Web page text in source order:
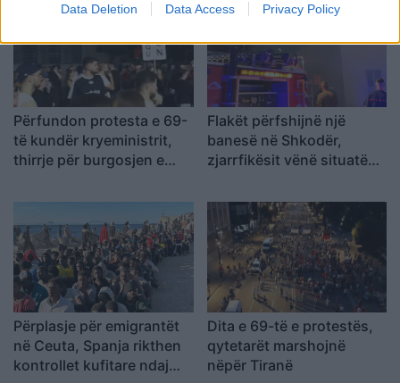
Data Deletion Data Access Privacy Policy
Përfundon protesta e 69-
të kundër kryeministrit,
thirrje për burgosjen e
“Nesër do të jemi më
shumë, nuk ndalemi”
Flakët përfshijnë një
banesë në Shkodër,
zjarrfikësit vënë situatën
Përplasje për emigrantët
në Ceuta, Spanja rikthen
kontrollet kufitare ndaj
Dita e 69-të e protestës,
qytetarët marshojnë
nëpër Tiranë